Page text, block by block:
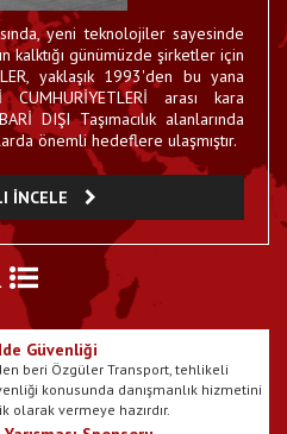
yeni teknolojiler sayesinde
kalktığı günümüzde şirketler için
yaklaşık 1993'den bu yana
CUMHURİYETLERİ arası kara
DIŞI Taşımacılık alanlarında
önemli hedeflere ulaşmıştır.
İNCELE
karayolu eşya taşımacısı firma
kurduğu Hatay RoRo firması...
Kullanmaya Başladı
dönemine geçmiştir.
Güncellenmiştir
resimler web sitemize yüklenmiştir.
belirtileri nasıl anlaşılır? Corona
yöntemleri nelerdir?
Avustralya kıtalarında hemen
Corona virüsü belirtileri ile pek çok
yer alıyor. Korunma yöntemleri
geçen Corona virüsü için
yaygın öneriler arasında yer alıyor.
bir kişinin aksırması ya dan
ortaya saçılan zerrecikler, hastalığın
Virüsün el yordamıyla
Güvenliği
beri Özgüler Transport, tehlikeli
konusunda danışmanlık hizmetini
olarak vermeye hazırdır.